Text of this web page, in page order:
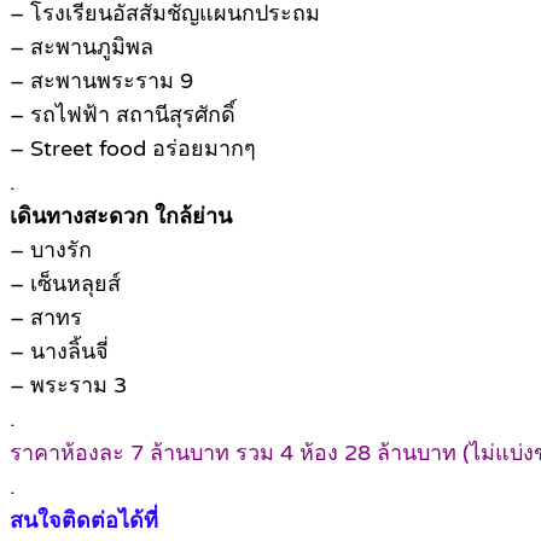
– โรงเรียนอัสสัมชัญแผนกประถม
– สะพานภูมิพล
– สะพานพระราม 9
– รถไฟฟ้า สถานีสุรศักดิ์
– Street food อร่อยมากๆ
.
เดินทางสะดวก ใกล้ย่าน
– บางรัก
– เซ็นหลุยส์
– สาทร
– นางลิ้นจี่
– พระราม 3
.
ราคาห้องละ 7 ล้านบาท รวม 4 ห้อง 28 ล้านบาท (ไม่แบ่ง
.
สนใจติดต่อได้ที่